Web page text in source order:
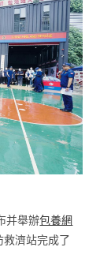
并舉辦包養網
濟站完成了